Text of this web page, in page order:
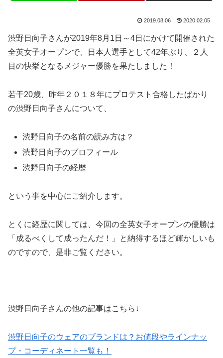
2019.08.06 2020.02.05
渋野日向子さんが2019年8月1日～4日にかけて開催された
全英女子オープンで、日本人選手として42年ぶり、２人
目の快挙となるメジャー優勝を果たしました！
若干20歳、昨年２０１８年にプロテスト合格したばかり
の渋野日向子さんについて、
渋野日向子の名前の読み方は？
渋野日向子のプロフィール
渋野日向子の経歴
という事を中心にご紹介します。
とくに経歴に関しては、今回の全英女子オープンの優勝は
「成るべくして成ったんだ！」と納得するほど輝かしいも
のですので、是非ご覧ください。
渋野日向子さんの他の記事はこちら↓
渋野日向子のウェアのブランドは？お値段やラインナッ
プ・コーディネート一覧も！